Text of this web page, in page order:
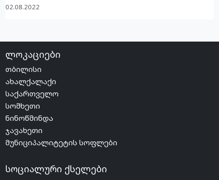
02.08.2022
ლოკაციები
თბილისი
ახალქალაქი
საქართველო
სომხეთი
ნინოწმინდა
ჯავახეთი
მუნიციპალიტეტის სოფლები
სოციალური ქსელები